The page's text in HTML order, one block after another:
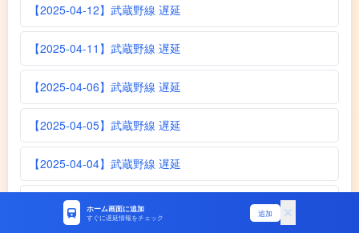
【2025-04-12】武蔵野線 遅延
【2025-04-11】武蔵野線 遅延
【2025-04-06】武蔵野線 遅延
【2025-04-05】武蔵野線 遅延
【2025-04-04】武蔵野線 遅延
【2025-04-04】武蔵野線 遅延
ホーム画面に追加
すぐに遅延情報をチェック 追加